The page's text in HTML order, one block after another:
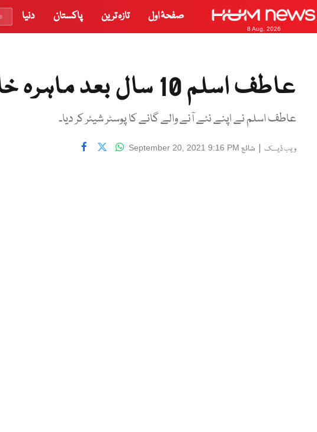
8 Aug, 2026
صفحۂ اول تازہ ترین پاکستان دنیا
عاطف اسلم 10 سال بعد ماہرہ خان کیساتھ نظر آئیں گے
عاطف اسلم نے اپنے نئے آنے والے گانے کا پوسٹر شیئر کر دیا۔
ویب ڈیسک | شائع September 20, 2021 9:16 PM